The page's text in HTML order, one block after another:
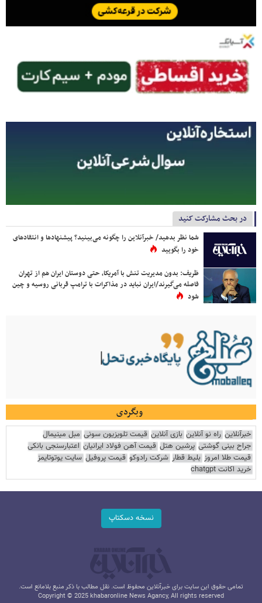
در بحث مشارکت کنید
شما نظر بدهید/ خبرآنلاین را چگونه می‌بینید؟ پیشنهادها و انتقادهای
خود را بگویید
ظریف: بدون مدیریت تنش با آمریکا، حتی دوستان ایران هم از تهران
فاصله می‌گیرند/ایران نباید در مذاکرات با ترامپ قربانی روسیه و چین
شود
وبگردی
خبرآنلاین راه نو آنلاین بازی آنلاین قیمت تلویزیون سونی مبل مینیمال
جراح بینی گوشتی پرشین هتل قیمت آهن فولاد ایرانیان اعتبارسنجی بانکی
قیمت طلا امروز بلیط قطار شرکت رادوکو قیمت پروفیل سایت یوتوتایمز
خرید اکانت chatgpt
نسخه دسکتاپ
تمامی حقوق این سایت برای خبرآنلاین محفوظ است. نقل مطالب با ذکر منبع بلامانع است.
Copyright © 2025 khabaronline News Agancy, All rights reserved